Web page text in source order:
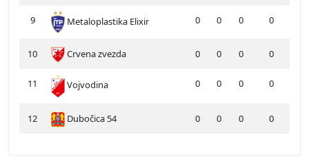
9 Metaloplastika Elixir 0 0 0 0
10 Crvena zvezda 0 0 0 0
11 Vojvodina 0 0 0 0
12 Dubočica 54 0 0 0 0